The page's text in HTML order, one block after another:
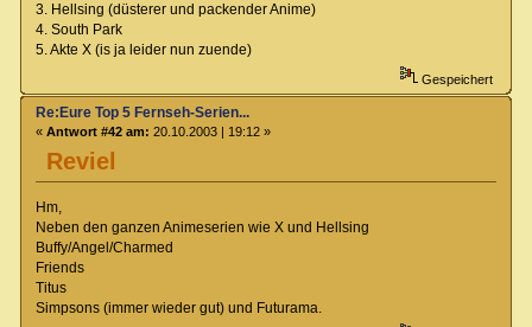
3. Hellsing (düsterer und packender Anime)
4. South Park
5. Akte X (is ja leider nun zuende)
Gespeichert
Reviel
Re:Eure Top 5 Fernseh-Serien...
« Antwort #42 am: 20.10.2003 | 19:12 »
Hm,
Neben den ganzen Animeserien wie X und Hellsing
Buffy/Angel/Charmed
Friends
Titus
Simpsons (immer wieder gut) und Futurama.